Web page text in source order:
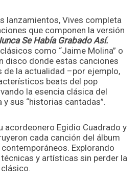
lanzamientos, Vives completa
que componen la versión
Se Había Grabado Así.
como “Jaime Molina” o
disco donde estas canciones
la actualidad –por ejemplo,
beats del pop
la esencia clásica del
sus “historias cantadas”.
acordeonero Egidio Cuadrado y
cada canción del álbum
Explorando
y artísticas sin perder la